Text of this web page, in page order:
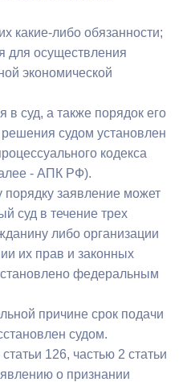
какие-либо обязанности;
для осуществления
экономической
в суд, а также порядок его
судом установлен
кодекса
- АПК РФ).
заявление может
суд в течение трех
либо организации
их прав и законных
федеральным
причине срок подачи
судом.
126, частью 2 статьи
о признании